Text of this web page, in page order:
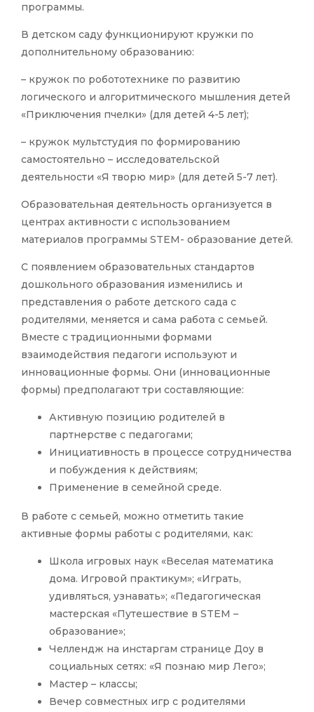
программы.
В детском саду функционируют кружки по
дополнительному образованию:
– кружок по робототехнике по развитию
логического и алгоритмического мышления детей
«Приключения пчелки» (для детей 4-5 лет);
– кружок мультстудия по формированию
самостоятельно – исследовательской
деятельности «Я творю мир» (для детей 5-7 лет).
Образовательная деятельность организуется в
центрах активности с использованием
материалов программы STEM- образование детей.
С появлением образовательных стандартов
дошкольного образования изменились и
представления о работе детского сада с
родителями, меняется и сама работа с семьей.
Вместе с традиционными формами
взаимодействия педагоги используют и
инновационные формы. Они (инновационные
формы) предполагают три составляющие:
Активную позицию родителей в
партнерстве с педагогами;
Инициативность в процессе сотрудничества
и побуждения к действиям;
Применение в семейной среде.
В работе с семьей, можно отметить такие
активные формы работы с родителями, как:
Школа игровых наук «Веселая математика
дома. Игровой практикум»; «Играть,
удивляться, узнавать»; «Педагогическая
мастерская «Путешествие в STEM –
образование»;
Челлендж на инстаргам странице Доу в
социальных сетях: «Я познаю мир Лего»;
Мастер – классы;
Вечер совместных игр с родителями